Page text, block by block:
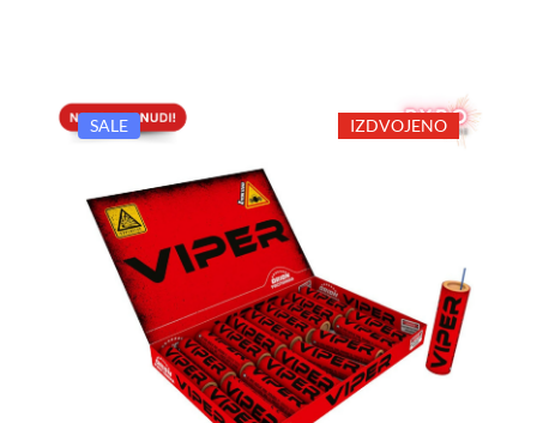
SALE IZDVOJENO